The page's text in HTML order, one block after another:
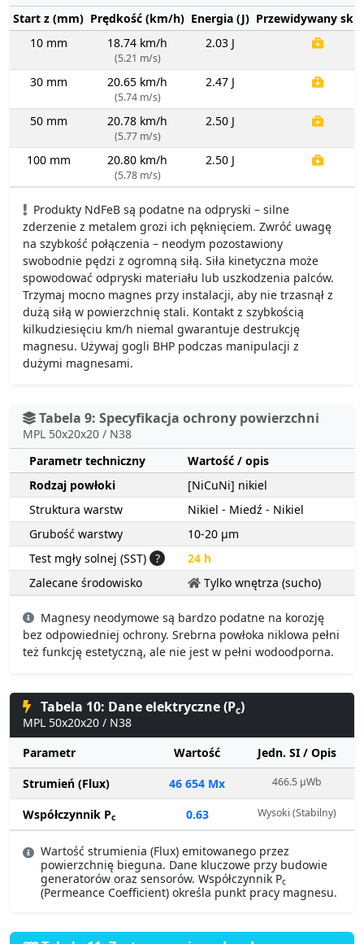
Start z (mm) Prędkość (km/h) Energia (J) Przewidywany
10 mm
18.74 km/h
(5.21 m/s)
2.03 J
30 mm 20.65 km/h
(5.74 m/s)
2.47 J
50 mm 20.78 km/h
(5.77 m/s)
2.50 J
100 mm 20.80 km/h
(5.78 m/s)
2.50 J
Produkty NdFeB są podatne na odpryski – silne
zderzenie z metalem grozi ich pęknięciem. Zwróć uwagę
na szybkość połączenia – neodym pozostawiony
swobodnie pędzi z ogromną siłą. Siła kinetyczna może
spowodować odpryski materiału lub uszkodzenia palców.
Trzymaj mocno magnes przy instalacji, aby nie trzasnął z
dużą siłą w powierzchnię stali. Kontakt z szybkością
kilkudziesięciu km/h niemal gwarantuje destrukcję
magnesu. Używaj gogli BHP podczas manipulacji z
dużymi magnesami.
Tabela 9: Specyfikacja ochrony powierzchni
MPL 50x20x20 / N38
Parametr techniczny
Wartość / opis
Rodzaj powłoki
[NiCuNi] nikiel
Struktura warstw
Nikiel - Miedź - Nikiel
Grubość warstwy
10-20 µm
Test mgły solnej (SST) ?
24 h
Zalecane środowisko
Tylko wnętrza (sucho)
Magnesy neodymowe są bardzo podatne na korozję
bez odpowiedniej ochrony. Srebrna powłoka niklowa pełni
też funkcję estetyczną, ale nie jest w pełni wodoodporna.
Tabela 10: Dane elektryczne (Pc)
MPL 50x20x20 / N38
Parametr
Wartość
Jedn. SI / Opis
Strumień (Flux)
46 654 Mx 466.5 µWb
Współczynnik Pc 0.63 Wysoki (Stabilny)
Wartość strumienia (Flux) emitowanego przez
powierzchnię bieguna. Dane kluczowe przy budowie
generatorów oraz sensorów. Współczynnik Pc
(Permeance Coefficient) określa punkt pracy magnesu.